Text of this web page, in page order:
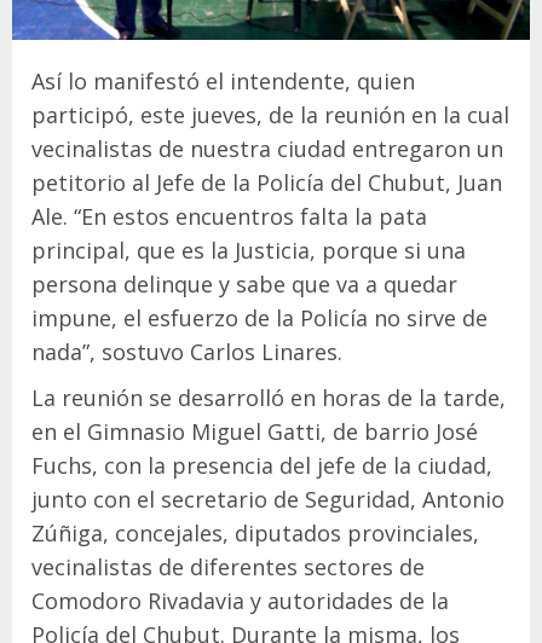
Así lo manifestó el intendente, quien
participó, este jueves, de la reunión en la cual
vecinalistas de nuestra ciudad entregaron un
petitorio al Jefe de la Policía del Chubut, Juan
Ale. “En estos encuentros falta la pata
principal, que es la Justicia, porque si una
persona delinque y sabe que va a quedar
impune, el esfuerzo de la Policía no sirve de
nada”, sostuvo Carlos Linares.
La reunión se desarrolló en horas de la tarde,
en el Gimnasio Miguel Gatti, de barrio José
Fuchs, con la presencia del jefe de la ciudad,
junto con el secretario de Seguridad, Antonio
Zúñiga, concejales, diputados provinciales,
vecinalistas de diferentes sectores de
Comodoro Rivadavia y autoridades de la
Policía del Chubut. Durante la misma, los